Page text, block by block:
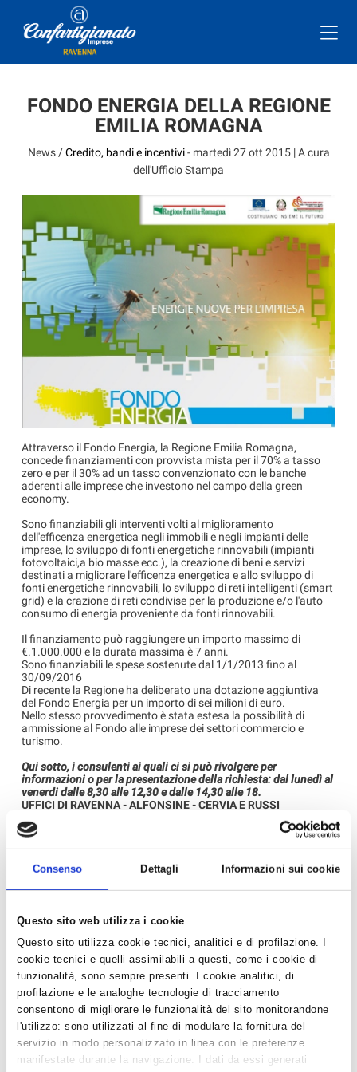
Consenso Dettagli Informazioni sui cookie
Questo sito web utilizza i cookie
Questo sito utilizza cookie tecnici, analitici e di profilazione. I
cookie tecnici e quelli assimilabili a questi, come i cookie di
funzionalità, sono sempre presenti. I cookie analitici, di
profilazione e le analoghe tecnologie di tracciamento
consentono di migliorare le funzionalità del sito monitorandone
l'utilizzo: sono utilizzati al fine di modulare la fornitura del
servizio in modo personalizzato in linea con le preferenze
manifestate durante la navigazione. I dati da essi generati
FONDO ENERGIA DELLA REGIONE
EMILIA ROMAGNA
News /Credito, bandi e incentivi- martedì 27 ott 2015| A cura
dell'Ufficio Stampa
Attraverso il Fondo Energia, la Regione Emilia Romagna,
concede finanziamenti con provvista mista per il 70% a tasso
zero e per il 30% ad un tasso convenzionato con le banche
aderenti alle imprese che investono nel campo della green
economy.
Sono finanziabili gli interventi volti al miglioramento
dell'efficenza energetica negli immobili e negli impianti delle
imprese, lo sviluppo di fonti energetiche rinnovabili (impianti
fotovoltaici,a bio masse ecc.), la creazione di beni e servizi
destinati a migliorare l'efficenza energetica e allo sviluppo di
fonti energetiche rinnovabili, lo sviluppo di reti intelligenti (smart
grid) e la crazione di reti condivise per la produzione e/o l'auto
consumo di energia proveniente da fonti rinnovabili.
Il finanziamento può raggiungere un importo massimo di
€.1.000.000 e la durata massima è 7 anni.
Sono finanziabili le spese sostenute dal 1/1/2013 fino al
30/09/2016
Di recente la Regione ha deliberato una dotazione aggiuntiva
del Fondo Energia per un importo di sei milioni di euro.
Nello stesso provvedimento è stata estesa la possibilità di
ammissione al Fondo alle imprese dei settori commercio e
turismo.
Qui sotto, i consulenti ai quali ci si può rivolgere per
informazioni o per la presentazione della richiesta: dal lunedì al
venerdi dalle 8,30 alle 12,30 e dalle 14,30 alle 18.
UFFICI DI RAVENNA - ALFONSINE - CERVIA E RUSSI
Maurizio Cottignola - 0544/516161 -
maurizio.cottignola@confartigianato.ra.it
simona.ceccarelli@confartigianato.ra.it
Sabrina Conti - 0545/280629 -
UFFICIO DI FAENZA
alberto.zauli@confartigianato.ra.it
Allegati
BROCHURE-2021_06_01_10_55.pdf
‹ Torna all'elenco